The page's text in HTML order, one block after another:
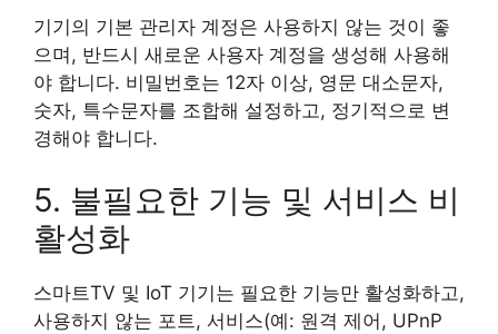
기기의 기본 관리자 계정은 사용하지 않는 것이 좋
으며, 반드시 새로운 사용자 계정을 생성해 사용해
야 합니다. 비밀번호는 12자 이상, 영문 대소문자,
숫자, 특수문자를 조합해 설정하고, 정기적으로 변
경해야 합니다.
5. 불필요한 기능 및 서비스 비
활성화
스마트TV 및 IoT 기기는 필요한 기능만 활성화하고,
사용하지 않는 포트, 서비스(예: 원격 제어, UPnP